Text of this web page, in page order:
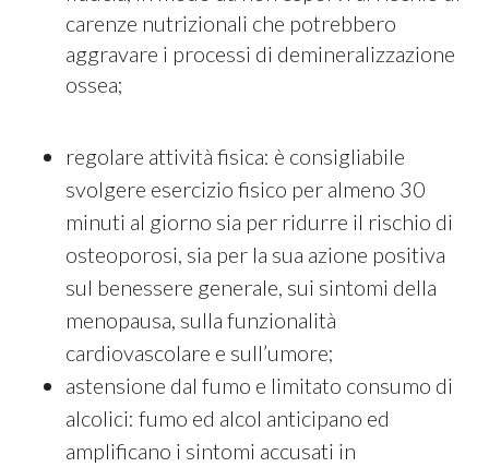
carenze nutrizionali che potrebbero
aggravare i processi di demineralizzazione
ossea;
regolare attività fisica: è consigliabile
svolgere esercizio fisico per almeno 30
minuti al giorno sia per ridurre il rischio di
osteoporosi, sia per la sua azione positiva
sul benessere generale, sui sintomi della
menopausa, sulla funzionalità
cardiovascolare e sull’umore;
astensione dal fumo e limitato consumo di
alcolici: fumo ed alcol anticipano ed
amplificano i sintomi accusati in